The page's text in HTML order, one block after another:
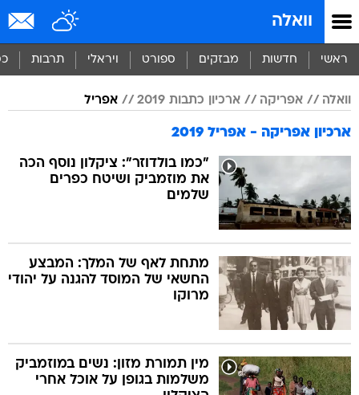
וואלה
ראשי חדשות מבזקים ספורט ויראלי תרבות
וואלה אפריקה ארכיון כתבות 2019 אפריל
ארכיון אפריקה - אפריל 2019
"כמו בולדוזר": ציקלון נוסף הכה
את מוזמביק ושיטח כפרים
שלמים
מתחת לאף של המלך: המבצע
החשאי של המוסד להגנה על יהודי
מרוקו
מין תמורת מזון: נשים במוזמביק
משלמות בגופן על אוכל אחרי